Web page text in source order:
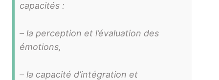
capacités :
– la perception et l’évaluation des
émotions,
– la capacité d’intégration et